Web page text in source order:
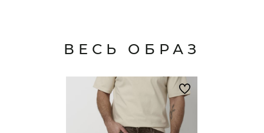
ВЕСЬ ОБРАЗ